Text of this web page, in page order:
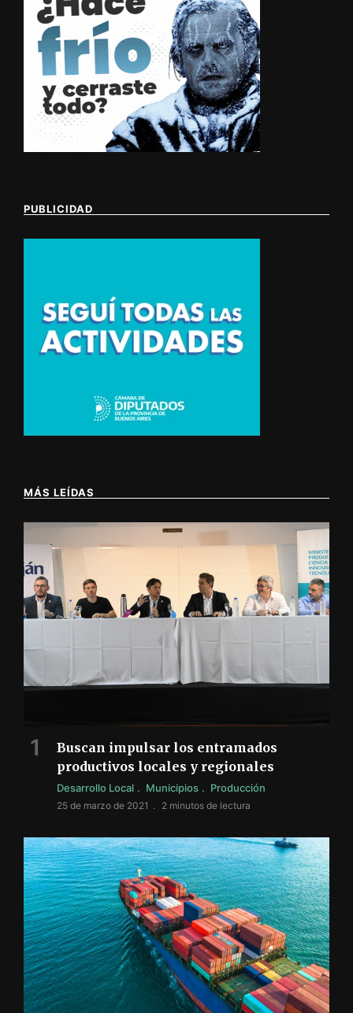
PUBLICIDAD
MÁS LEÍDAS
Buscan impulsar los entramados
productivos locales y regionales
Desarrollo Local Municipios Producción
25 de marzo de 2021 2 minutos de lectura